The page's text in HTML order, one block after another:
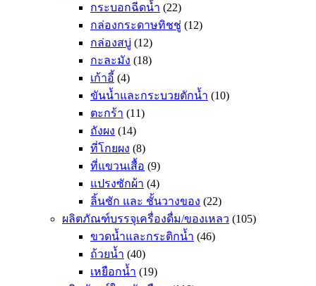
กระบอกฉีดน้ำ (22)
กล่องกระดาษทิชชู่ (12)
กล่องสบู่ (12)
กะละมัง (18)
เก้าอี้ (4)
ขันน้ำและกระบวยตักน้ำ (10)
ตะกร้า (11)
ถังผง (14)
ที่โกยผง (8)
ที่แขวนเสื้อ (9)
แปรงซักผ้า (4)
ลิ้นชัก และ ชั้นวางของ (22)
ผลิตภัณฑ์บรรจุเครื่องดื่ม/ของเหลว (105)
ขวดน้ำและกระติกน้ำ (46)
ถ้วยน้ำ (40)
เหยือกน้ำ (19)